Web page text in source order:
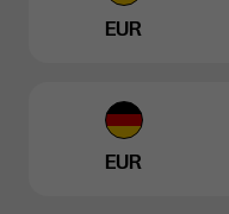
EUR
EUR